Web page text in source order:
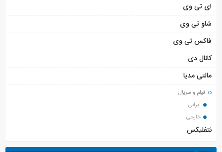
ای تی وی
شاو تی وی
فاکس تی وی
کانال دی
مالتی مدیا
فیلم و سریال
ایرانی
خارجی
نتفلیکس